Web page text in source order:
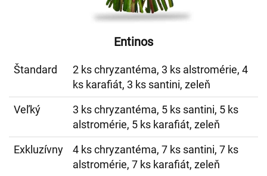
Entinos
Štandard
2 ks chryzantéma, 3 ks alstromérie, 4
ks karafiát, 3 ks santini, zeleň
Veľký
3 ks chryzantéma, 5 ks santini, 5 ks
alstromérie, 5 ks karafiát, zeleň
Exkluzívny
4 ks chryzantéma, 7 ks santini, 7 ks
alstromérie, 7 ks karafiát, zeleň